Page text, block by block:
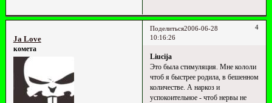
Поделиться 4
2006-06-28
10:16:26
Ja Love
комета
Liucija
Это была стимуляция. Мне кололи
чтоб я быстрее родила, в бешенном
количестве. А наркоз и
успокоительное - чтоб нервы не